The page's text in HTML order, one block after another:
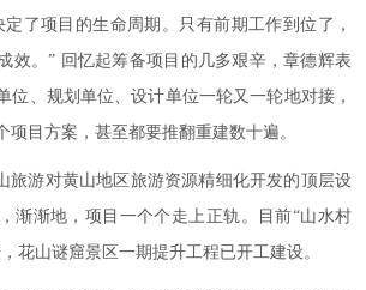
了项目的生命周期。只有前期工作到位了，
效。” 回忆起筹备项目的几多艰辛，章德辉表
位、规划单位、设计单位一轮又一轮地对接，
项目方案，甚至都要推翻重建数十遍。
旅游对黄山地区旅游资源精细化开发的顶层设
渐渐地，项目一个个走上正轨。目前“山水村
花山谜窟景区一期提升工程已开工建设。